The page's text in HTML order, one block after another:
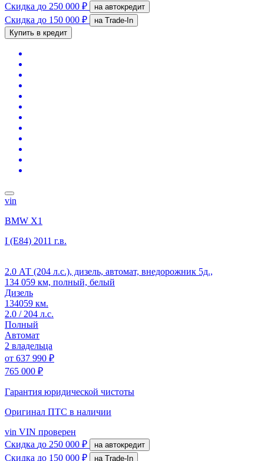
Скидка до 250 000 ₽ на автокредит
Скидка до 150 000 ₽
на Trade-In
Купить в кредит
vin
BMW X1
I (E84) 2011 г.в.
2.0 АТ (204 л.с.), дизель, автомат, внедорожник 5д.,
134 059 км, полный, белый
Дизель
134059 км.
2.0 / 204 л.с.
Полный
Автомат
2 владельца
от 637 990 ₽
765 000 ₽
Гарантия юридической чистоты
Оригинал ПТС в наличии
vin VIN проверен
Скидка до 250 000 ₽ на автокредит
Скидка до 150 000 ₽ на Trade-In